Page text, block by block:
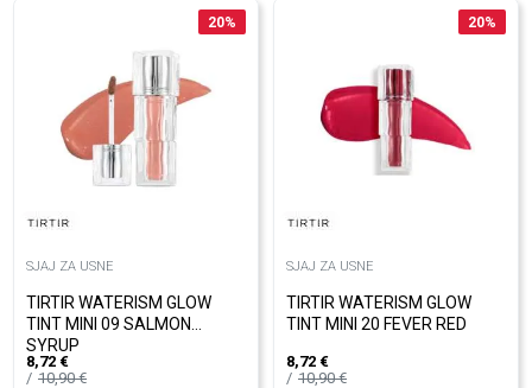
20%
SJAJ ZA USNE
TIRTIR WATERISM GLOW
TINT MINI 09 SALMON
SYRUP
8,72 €
10,90€
20%
SJAJ ZA USNE
TIRTIR WATERISM GLOW
TINT MINI 20 FEVER RED
8,72 €
10,90€